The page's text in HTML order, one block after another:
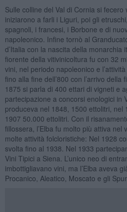
Sulle colline del Val di Cornia si fecero
iniziarono a farli i Liguri, poi gli
spagnoli, i francesi, i Borbone e di
napoleonico. Infine tornò al
d’Italia con la nascita della monarchia
fiorente della vitivinicoltura fu con 32
vini, nel periodo napoleonico e
fino alla fine dell’800 con l’arrivo della
1875 si parla di 400 ettari di vigneti e
partecipazione a concorsi enologici in
produceva nel 1848, 1500 ettolitri, nel
1907 50.000 ettolitri. Con il
fillossera, l’Elba fu molto più attiva nel
molte attività folcloristiche: Nel 1928
svolta fino al 1938. Nel 1933
Vini Tipici a Siena. L’unico neo di
imbottigliavano vini, ma l’Elba aveva
Procanico, Aleatico, Moscato e gli